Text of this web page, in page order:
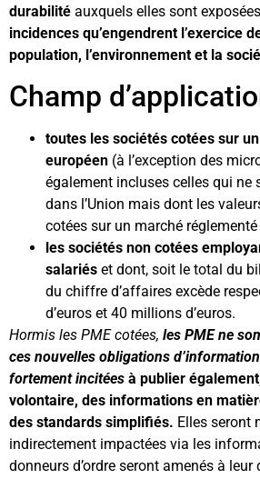
durabilité auxquels elles sont exposées
incidences qu’engendrent l’exercice
population, l’environnement et la
Champ
toutes les sociétés cotées sur
européen (à l’exception des
également incluses celles qui ne
dans l’Union mais dont les
cotées sur un marché réglementé
les sociétés non cotées
salariés et dont, soit le total du
du chiffre d’affaires excède
d’euros et 40 millions d’euros.
Hormis les PME cotées, les PME ne
ces nouvelles obligations
fortement incitées à publier
volontaire, des informations en
des standards simplifiés. Elles seront
indirectement impactées via les
donneurs d’ordre seront amenés à leur